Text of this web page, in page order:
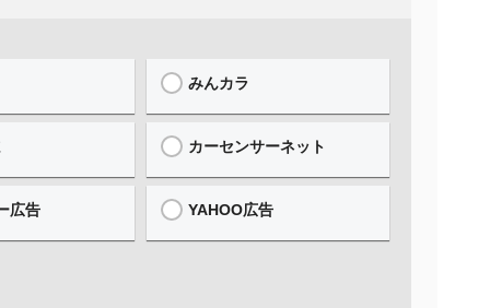
みんカラ
カーセンサーネット
広告 YAHOO広告